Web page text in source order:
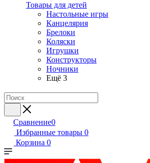
Товары для детей
Настольные игры
Канцелярия
Брелоки
Коляски
Игрушки
Конструкторы
Ночники
Ещё 3
Сравнение0
Избранные товары 0
Корзина 0